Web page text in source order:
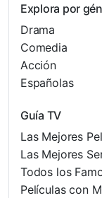
Explora por
Drama
Comedia
Acción
Españolas
Guía TV
Las Mejores
Las Mejores
Todos los
Películas con